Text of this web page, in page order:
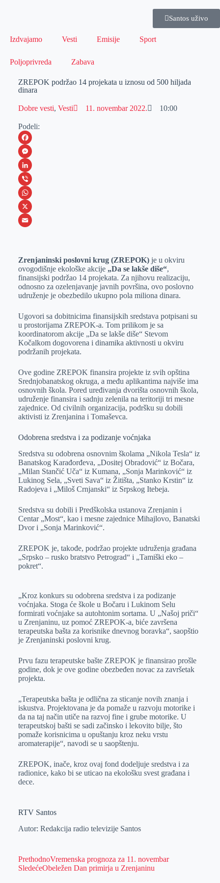
Santos uživo
Izdvajamo Vesti Emisije Sport
Poljoprivreda Zabava
ZREPOK podržao 14 projekata u iznosu od 500 hiljada
dinara
Dobre vesti, Vesti 11. novembar 2022. 10:00
Podeli:
F
a
c
e
b
o
M
e
s
s
e
e
r
L
i
n
k
I
n
V
i
b
W
h
s
A
p
X
a
i
l
Zrenjaninski poslovni krug (ZREPOK)je u okviru
ovogodišnje ekološke akcije „Da se lakše diše“,
finansijski podržao 14 projekata. Za njihovu realizaciju,
odnosno za ozelenjavanje javnih površina, ovo poslovno
udruženje je obezbedilo ukupno pola miliona dinara.
Ugovori sa dobitnicima finansijskih sredstava potpisani su
u prostorijama ZREPOK-a. Tom prilikom je sa
koordinatorom akcije „Da se lakše diše“ Stevom
Kočalkom dogovorena i dinamika aktivnosti u okviru
podržanih projekata.
Ove godine ZREPOK finansira projekte iz svih opština
Srednjobanatskog okruga, a među aplikantima najviše ima
osnovnih škola. Pored uređivanja dvorišta osnovnih škola,
udruženje finansira i sadnju zelenila na teritoriji tri mesne
zajednice. Od civilnih organizacija, podršku su dobili
aktivisti iz Zrenjanina i Tomaševca.
Odobrena sredstva i za podizanje voćnjaka
Sredstva su odobrena osnovnim školama „Nikola Tesla“ iz
Banatskog Karađorđeva, „Dositej Obradović“ iz Bočara,
„Milan Stančić Uča“ iz Kumana, „Sonja Marinković“ iz
Lukinog Sela, „Sveti Sava“ iz Žitišta, „Stanko Krstin“ iz
Radojeva i „Miloš Crnjanski“ iz Srpskog Itebeja.
Sredstva su dobili i Predškolska ustanova Zrenjanin i
Centar „Most“, kao i mesne zajednice Mihajlovo, Banatski
Dvor i „Sonja Marinković“.
ZREPOK je, takođe, podržao projekte udruženja građana
„Srpsko – rusko bratstvo Petrograd“ i „Tamiški eko –
pokret“.
„Kroz konkurs su odobrena sredstva i za podizanje
voćnjaka. Stoga će škole u Bočaru i Lukinom Selu
formirati voćnjake sa autohtonim sortama. U „Našoj priči“
u Zrenjaninu, uz pomoć ZREPOK-a, biće završena
terapeutska bašta za korisnike dnevnog boravka“, saopštio
je Zrenjaninski poslovni krug.
Prvu fazu terapeutske bašte ZREPOK je finansirao prošle
godine, dok je ove godine obezbeđen novac za završetak
projekta.
„Terapeutska bašta je odlična za sticanje novih znanja i
iskustva. Projektovana je da pomaže u razvoju motorike i
da na taj način utiče na razvoj fine i grube motorike. U
terapeutskoj bašti se sadi začinsko i lekovito bilje, što
pomaže korisnicima u opuštanju kroz neku vrstu
aromaterapije“, navodi se u saopštenju.
ZREPOK, inače, kroz ovaj fond dodeljuje sredstva i za
radionice, kako bi se uticao na ekološku svest građana i
dece.
RTV Santos
Autor: Redakcija radio televizije Santos
PrethodnoVremenska prognoza za 11. novembar
SledećeObeležen Dan primirja u Zrenjaninu